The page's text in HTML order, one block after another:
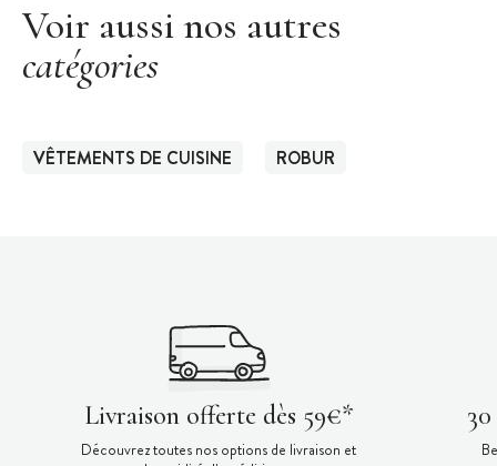
Voir aussi nos autres
catégories
VÊTEMENTS DE CUISINE ROBUR
Livraison offerte dès 59€*
Découvrez toutes nos options de livraison et